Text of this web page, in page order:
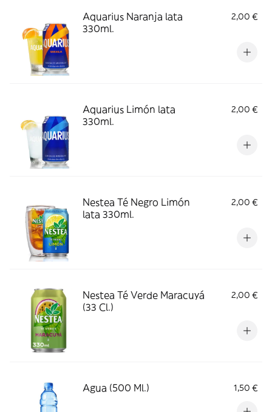
Aquarius Naranja lata
330ml.
2,00 €
Aquarius Limón lata
330ml.
2,00 €
Nestea Té Negro Limón
lata 330ml.
2,00 €
Nestea Té Verde Maracuyá
(33 Cl.)
2,00 €
Agua (500 Ml.) 1,50 €